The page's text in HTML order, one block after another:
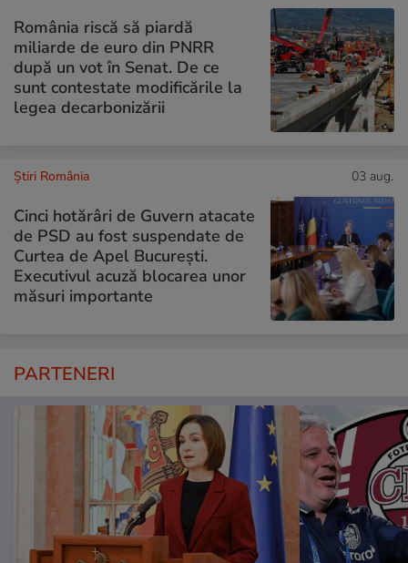
România riscă să piardă
miliarde de euro din PNRR
după un vot în Senat. De ce
sunt contestate modificările la
legea decarbonizării
Știri România 03 aug.
Cinci hotărâri de Guvern atacate
de PSD au fost suspendate de
Curtea de Apel București.
Executivul acuză blocarea unor
măsuri importante
PARTENERI